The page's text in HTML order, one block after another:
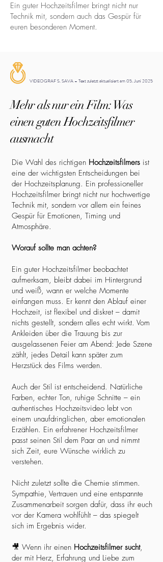
Ein guter Hochzeitsfilmer bringt nicht nur
Technik mit, sondern auch das Gespür für
euren besonderen Moment.
VIDEOGRAF S. SAVA – Text zuletzt aktualisiert am 05. Juni 2025
Mehr als nur ein Film: Was
einen guten Hochzeitsfilmer
ausmacht
Die Wahl des richtigen Hochzeitsfilmers ist
eine der wichtigsten Entscheidungen bei
der Hochzeitsplanung. Ein professioneller
Hochzeitsfilmer bringt nicht nur hochwertige
Technik mit, sondern vor allem ein feines
Gespür für Emotionen, Timing und
Atmosphäre.
Worauf sollte man achten?
Ein guter Hochzeitsfilmer beobachtet
aufmerksam, bleibt dabei im Hintergrund
und weiß, wann er welche Momente
einfangen muss. Er kennt den Ablauf einer
Hochzeit, ist flexibel und diskret – damit
nichts gestellt, sondern alles echt wirkt. Vom
Ankleiden über die Trauung bis zur
ausgelassenen Feier am Abend: Jede Szene
zählt, jedes Detail kann später zum
Herzstück des Films werden.
Auch der Stil ist entscheidend. Natürliche
Farben, echter Ton, ruhige Schnitte – ein
authentisches Hochzeitsvideo lebt von
einem unaufdringlichen, aber emotionalen
Erzählen. Ein erfahrener Hochzeitsfilmer
passt seinen Stil dem Paar an und nimmt
sich Zeit, eure Wünsche wirklich zu
verstehen.
Nicht zuletzt sollte die Chemie stimmen.
Sympathie, Vertrauen und eine entspannte
Zusammenarbeit sorgen dafür, dass ihr euch
vor der Kamera wohlfühlt – das spiegelt
sich im Ergebnis wider.
🎥 Wenn ihr einen Hochzeitsfilmer sucht,
der mit Herz, Erfahrung und Liebe zum